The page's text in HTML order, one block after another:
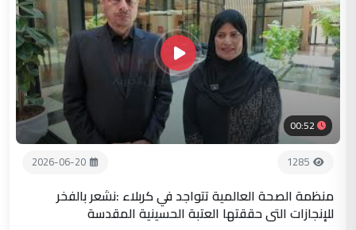
00:52
1285
2026-06-20
منظمة الصحة العالمية تتواجد في كربلاء :نشعر بالفخر
للإنجازات التي حققتها العتبة الحسينية المقدسة